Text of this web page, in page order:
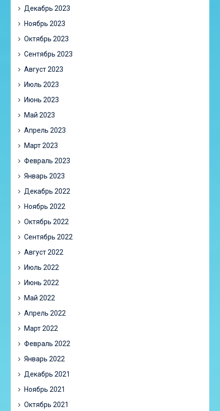
Декабрь 2023
Ноябрь 2023
Октябрь 2023
Сентябрь 2023
Август 2023
Июль 2023
Июнь 2023
Май 2023
Апрель 2023
Март 2023
Февраль 2023
Январь 2023
Декабрь 2022
Ноябрь 2022
Октябрь 2022
Сентябрь 2022
Август 2022
Июль 2022
Июнь 2022
Май 2022
Апрель 2022
Март 2022
Февраль 2022
Январь 2022
Декабрь 2021
Ноябрь 2021
Октябрь 2021